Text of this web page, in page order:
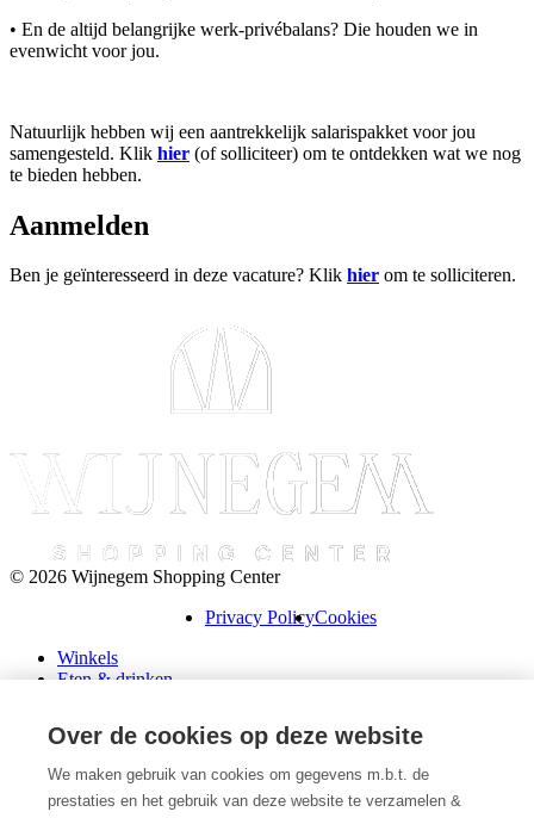
• En de altijd belangrijke werk-privébalans? Die houden we in
evenwicht voor jou.
Natuurlijk hebben wij een aantrekkelijk salarispakket voor jou
samengesteld. Klik hier (of solliciteer) om te ontdekken wat we nog
te bieden hebben.
Aanmelden
Ben je geïnteresseerd in deze vacature? Klik hier om te solliciteren.
© 2026 Wijnegem Shopping Center
Privacy PolicyCookies
Winkels
Eten & drinken
Schenk een cadeaubon
Over ons
Wini’s
Plattegrond
Over de cookies op deze website
We maken gebruik van cookies om gegevens m.b.t. de
prestaties en het gebruik van deze website te verzamelen &